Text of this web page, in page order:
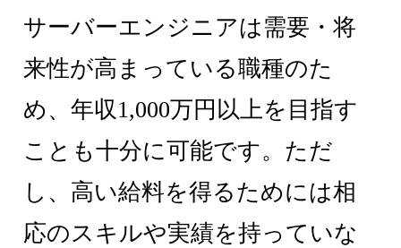
サーバーエンジニアは需要・将
来性が高まっている職種のた
め、年収1,000万円以上を目指す
ことも十分に可能です。ただ
し、高い給料を得るためには相
応のスキルや実績を持っていな